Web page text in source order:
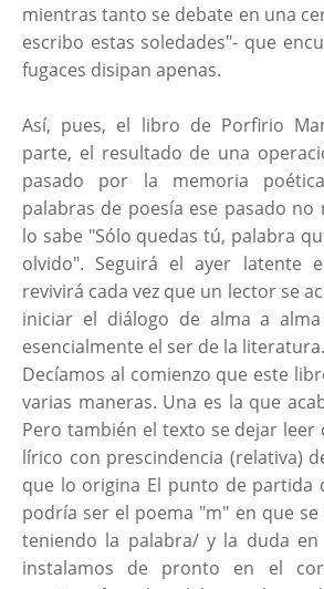
mientras tanto se debate en una
escribo estas soledades"- que
fugaces disipan apenas.
Así, pues, el libro de Porfirio
parte, el resultado de una
pasado por la memoria
palabras de poesía ese pasado no
lo sabe "Sólo quedas tú, palabra
olvido". Seguirá el ayer latente
revivirá cada vez que un lector se
iniciar el diálogo de alma a
esencialmente el ser de la literatura.
Decíamos al comienzo que este
varias maneras. Una es la que
Pero también el texto se dejar leer
lírico con prescindencia (relativa)
que lo origina El punto de partida
podría ser el poema "m" en que se
teniendo la palabra/ y la duda en
instalamos de pronto en el